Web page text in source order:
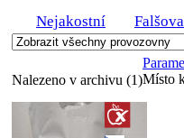
Nejakostní
Nalezeno v archivu (1)Místo